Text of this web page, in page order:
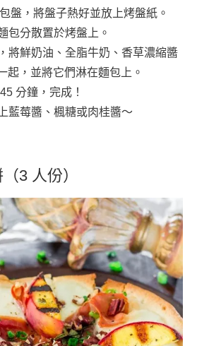
盤，將盤子熱好並放上烤盤紙。
包分散置於烤盤上。
將鮮奶油、全脂牛奶、香草濃縮醬
起，並將它們淋在麵包上。
分鐘，完成！
藍莓醬、楓糖或肉桂醬～
3 人份）